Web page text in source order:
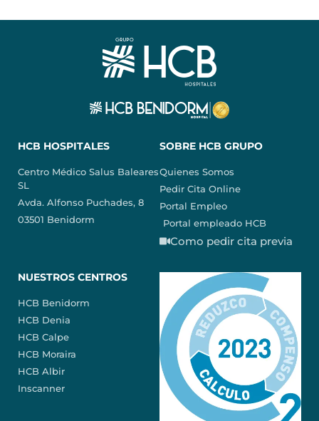
HCB HOSPITALES
Centro Médico Salus Baleares
SL
Avda. Alfonso Puchades, 8
03501 Benidorm
SOBRE HCB GRUPO
Quienes Somos
Pedir Cita Online
Portal Empleo
Portal empleado HCB
Como pedir cita previa
NUESTROS CENTROS
HCB Benidorm
HCB Denia
HCB Calpe
HCB Moraira
HCB Albir
Inscanner